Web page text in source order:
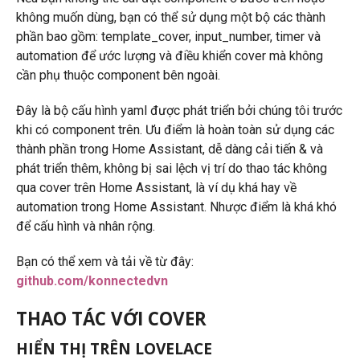
không muốn dùng, bạn có thể sử dụng một bộ các thành
phần bao gồm: template_cover, input_number, timer và
automation để ước lượng và điều khiển cover mà không
cần phụ thuộc component bên ngoài.
Đây là bộ cấu hình yaml được phát triển bởi chúng tôi trước
khi có component trên. Ưu điểm là hoàn toàn sử dụng các
thành phần trong Home Assistant, dễ dàng cải tiến & và
phát triển thêm, không bị sai lệch vị trí do thao tác không
qua cover trên Home Assistant, là ví dụ khá hay về
automation trong Home Assistant. Nhược điểm là khá khó
để cấu hình và nhân rộng.
Bạn có thể xem và tải về từ đây:
github.com/konnectedvn
THAO TÁC VỚI COVER
HIỂN THỊ TRÊN LOVELACE